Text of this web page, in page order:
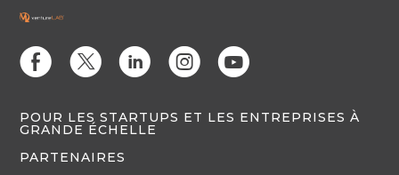
E D C Q M
POUR LES STARTUPS ET LES ENTREPRISES À
GRANDE ÉCHELLE
PARTENAIRES